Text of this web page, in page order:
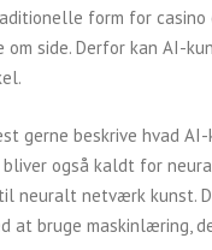
form for
om side. Derfor kan AI-
gerne beskrive hvad
også kaldt for
neuralt netværk kunst.
at bruge maskinlæring,